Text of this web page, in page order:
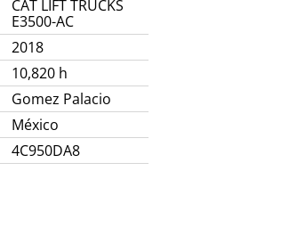
CAT LIFT TRUCKS
E3500-AC
2018
10,820 h
Gomez Palacio
México
4C950DA8